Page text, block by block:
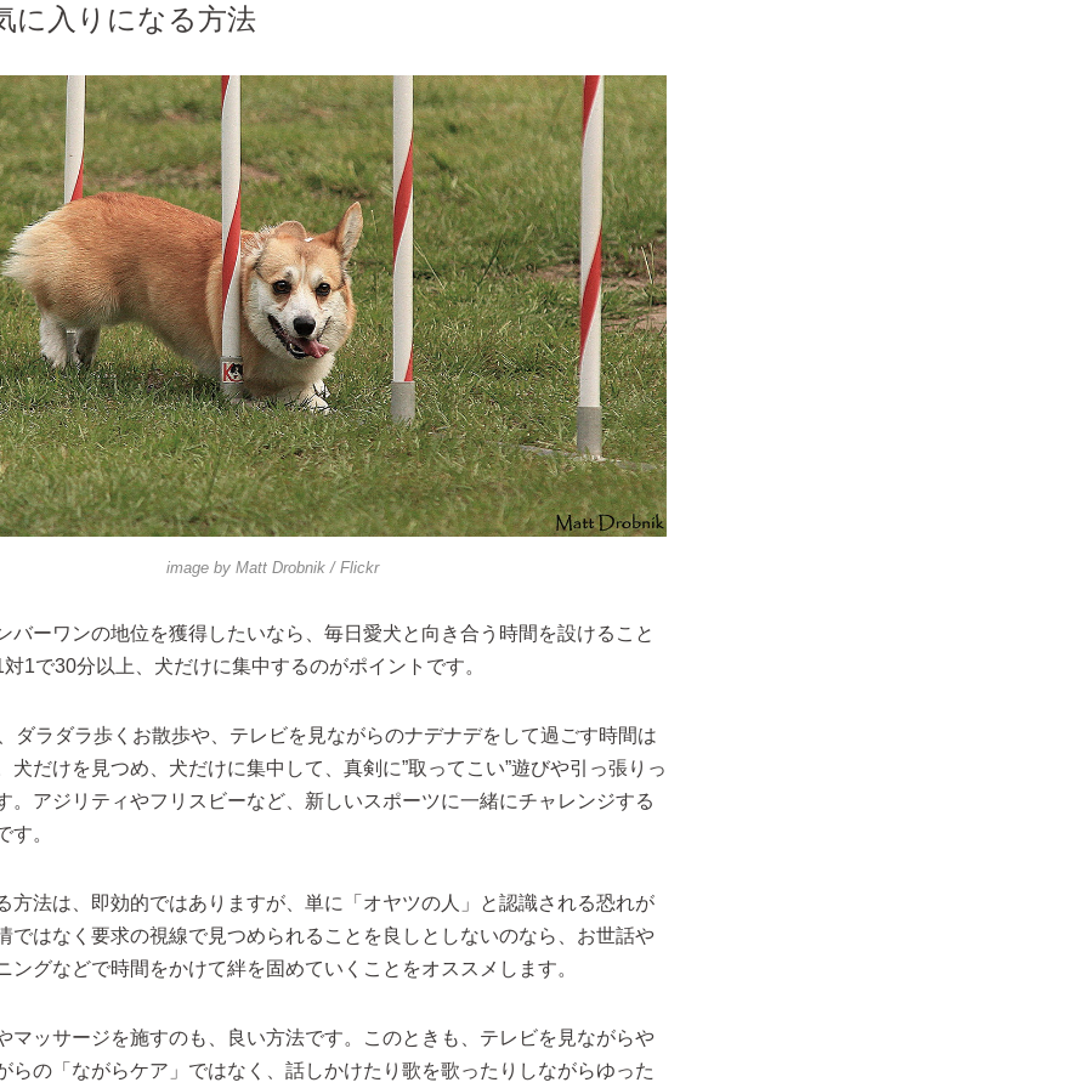
に入りになる方法
image by Matt Drobnik/ Flickr
バーワンの地位を獲得したいなら、毎日愛犬と向き合う時間を設けること
1で30分以上、犬だけに集中するのがポイントです。
ダラダラ歩くお散歩や、テレビを見ながらのナデナデをして過ごす時間は
犬だけを見つめ、犬だけに集中して、真剣に”取ってこい”遊びや引っ張りっ
。アジリティやフリスビーなど、新しいスポーツに一緒にチャレンジする
す。
方法は、即効的ではありますが、単に「オヤツの人」と認識される恐れが
ではなく要求の視線で見つめられることを良しとしないのなら、お世話や
ングなどで時間をかけて絆を固めていくことをオススメします。
マッサージを施すのも、良い方法です。このときも、テレビを見ながらや
らの「ながらケア」ではなく、話しかけたり歌を歌ったりしながらゆった